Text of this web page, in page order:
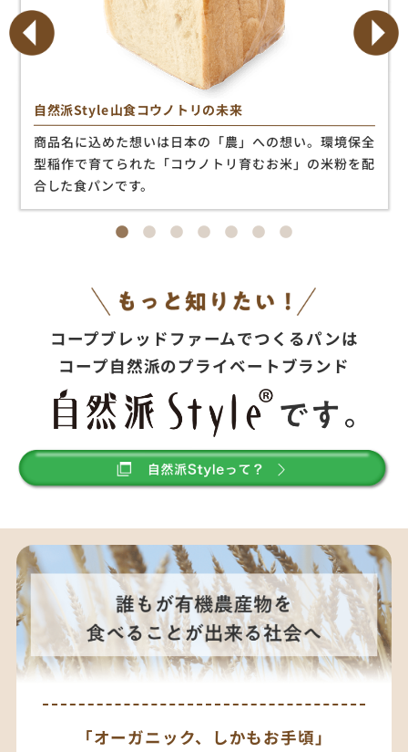
自然派Style山食コウノトリの未来
商品名に込めた想いは日本の「農」への想い。環境保全
型稲作で育てられた「コウノトリ育むお米」の米粉を配
合した食パンです。
コープブレッドファームでつくるパンは
コープ自然派のプライベートブランド
「オーガニック、しかもお手頃」